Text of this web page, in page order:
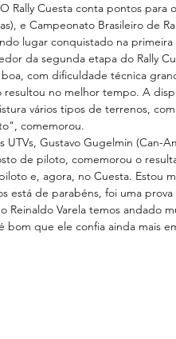
Rally Cuesta conta pontos para
e Campeonato Brasileiro de
lugar conquistado na
da segunda etapa do Rally
com dificuldade técnica
resultou no melhor tempo. A
vários tipos de terrenos,
comemorou.
UTVs, Gustavo Gugelmin (Can-
de piloto, comemorou o
e, agora, no Cuesta. Estou
está de parabéns, foi uma
Reinaldo Varela temos andado
bom que ele confia ainda mais